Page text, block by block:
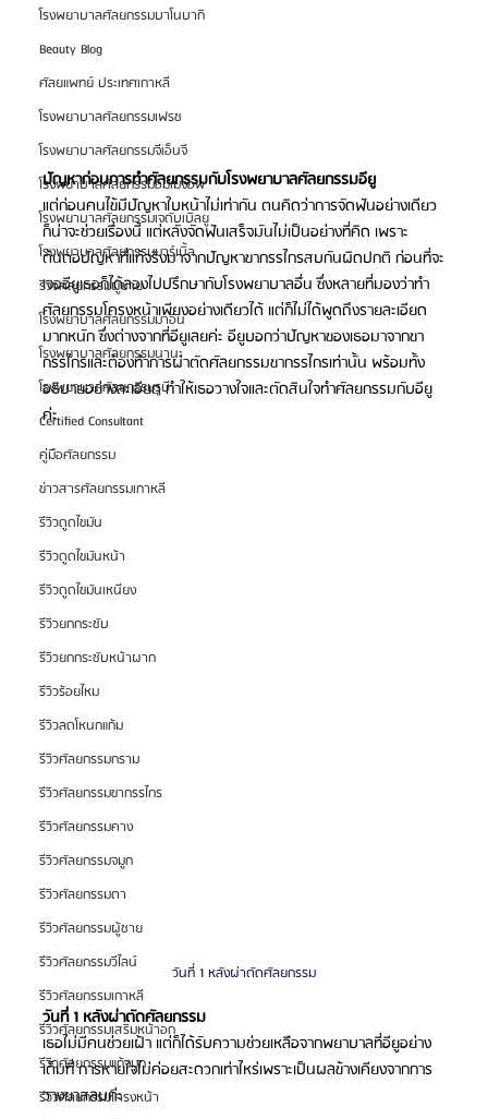
โรงพยาบาลศัลยกรรมบาโนบากิ
Beauty Blog
ศัลยแพทย์ ประเทศเกาหลี
โรงพยาบาลศัลยกรรมเฟรช
โรงพยาบาลศัลยกรรมจีเอ็นจี
โรงพยาบาลศัลยกรรมอิมเมจอัพ
โรงพยาบาลศัลยกรรมเจดับเบิลยู
โรงพยาบาลศัลยกรรมมาร์เบิ้ล
รีวิวศัลยกรรมผู้ชาย
โรงพยาบาลศัลยกรรมมาอิน
โรงพยาบาลศัลยกรรมนานะ
โรงพยาบาลศัลยกรรมรูบี
Certified Consultant
คู่มือศัลยกรรม
ข่าวสารศัลยกรรมเกาหลี
รีวิวดูดไขมัน
รีวิวดูดไขมันหน้า
รีวิวดูดไขมันเหนียง
รีวิวยกกระชับ
รีวิวยกกระชับหน้าผาก
รีวิวร้อยไหม
รีวิวลดโหนกแก้ม
รีวิวศัลยกรรมกราม
รีวิวศัลยกรรมขากรรไกร
รีวิวศัลยกรรมคาง
รีวิวศัลยกรรมจมูก
รีวิวศัลยกรรมตา
รีวิวศัลยกรรมผู้ชาย
รีวิวศัลยกรรมวีไลน์
รีวิวศัลยกรรมเกาหลี
รีวิวศัลยกรรมเสริมหน้าอก
รีวิวศัลยกรรมแก้จมูก
รีวิวศัลยกรรมโครงหน้า
ปัญหาก่อนการทำศัลยกรรมกับโรงพยาบาลศัลยกรรมอียู
แต่ก่อนคนไข้มีปัญหาใบหน้าไม่เท่ากัน ตนคิดว่าการจัดฟันอย่างเดียว
ก็น่าจะช่วยเรื่องนี้ แต่หลังจัดฟันเสร็จมันไม่เป็นอย่างที่คิด เพราะ
ต้นตอปัญหาที่แท้จริงมาจากปัญหาขากรรไกรสบกันผิดปกติ ก่อนที่จะ
เจออียูเธอก็ได้ลองไปปรึกษากับโรงพยาบาลอื่น ซึ่งหลายที่มองว่าทำ
ศัลยกรรมโครงหน้าเพียงอย่างเดียวได้ แต่ก็ไม่ได้พูดถึงรายละเอียด
มากหนัก ซึ่งต่างจากที่อียูเลยค่ะ อียูบอกว่าปัญหาของเธอมาจากขา
กรรไกรและต้องทำการผ่าตัดศัลยกรรมขากรรไกรเท่านั้น พร้อมทั้ง
อธิบายอย่างละเอียด ทำให้เธอวางใจและตัดสินใจทำศัลยกรรมกับอียู
ค่ะ
วันที่ 1 หลังผ่าตัดศัลยกรรม
วันที่ 1 หลังผ่าตัดศัลยกรรม
เธอไม่มีคนช่วยเฝ้า แต่ก็ได้รับความช่วยเหลือจากพยาบาลที่อียูอย่าง
เต็มที่ การหายใจไม่ค่อยสะดวกเท่าไหร่เพราะเป็นผลข้างเคียงจากการ
วางยาสลบค่ะ